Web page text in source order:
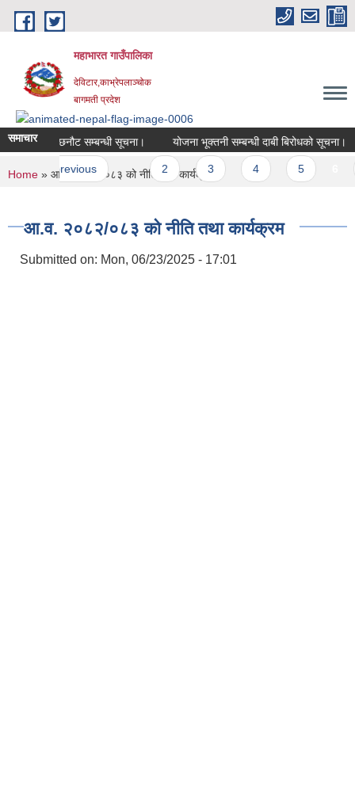
Skip to main content
महाभारत गाउँपालिका
देविटार,काभ्रेपलाञ्चोक
बागमती प्रदेश
समाचार
प्रशिक्षार्थि छनौट सम्बन्धी सूचना। योजना भूक्तनी सम्बन्धी दाबी बिरोधको सूचना।
‹ previous …
You are here
Home » आ.व. २०८२/०८३ को नीति तथा कार्यक्रम
आ.व. २०८२/०८३ को नीति तथा कार्यक्रम
Submitted on: Mon, 06/23/2025 - 17:01